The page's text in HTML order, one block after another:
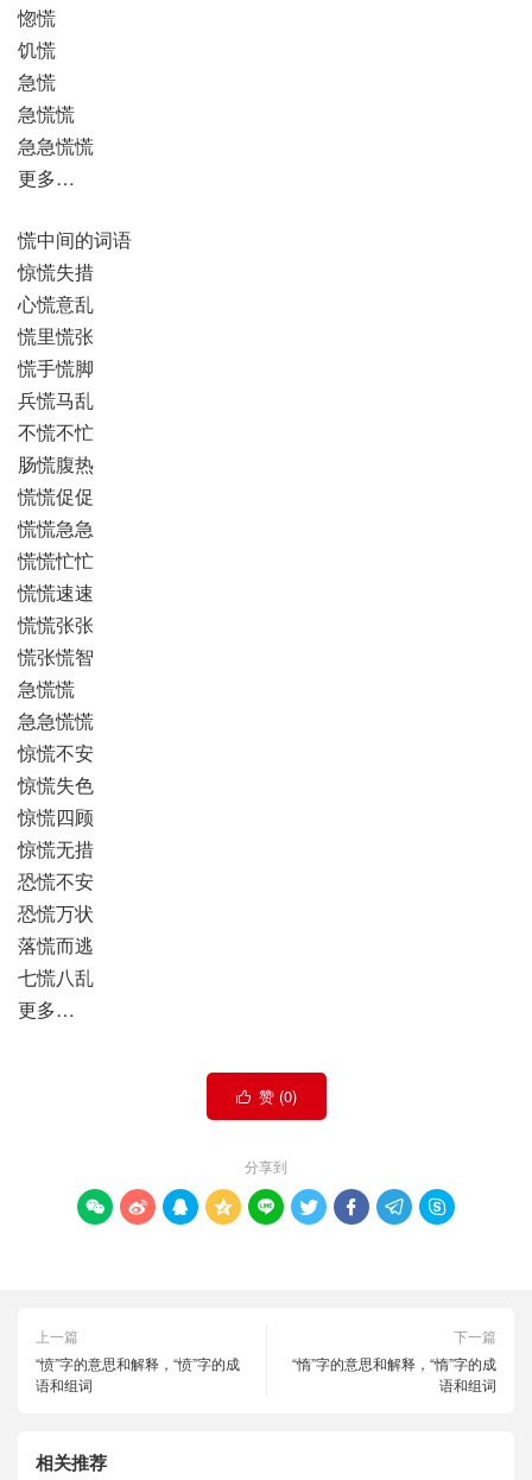
惚慌
饥慌
急慌
急慌慌
急急慌慌
更多…
慌中间的词语
惊慌失措
心慌意乱
慌里慌张
慌手慌脚
兵慌马乱
不慌不忙
肠慌腹热
慌慌促促
慌慌急急
慌慌忙忙
慌慌速速
慌慌张张
慌张慌智
急慌慌
急急慌慌
惊慌不安
惊慌失色
惊慌四顾
惊慌无措
恐慌不安
恐慌万状
落慌而逃
七慌八乱
更多…
 赞 (0)
分享到
        
上一篇
“愤”字的意思和解释，“愤”字的成
语和组词
下一篇
“惰”字的意思和解释，“惰”字的成
语和组词
相关推荐